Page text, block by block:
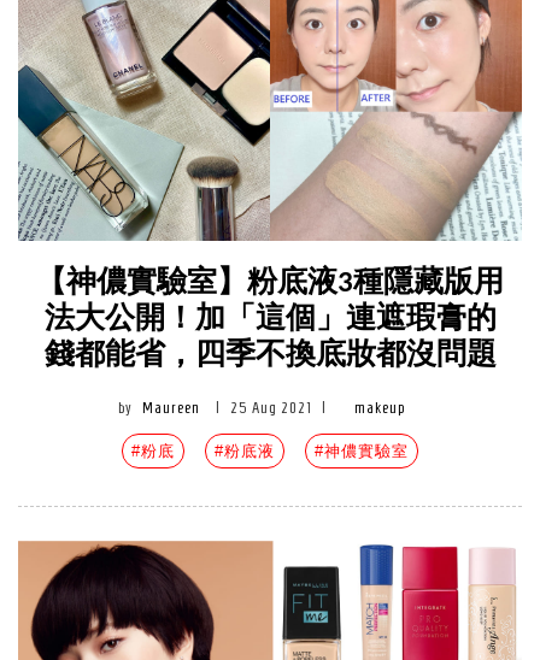
【神儂實驗室】粉底液3種隱藏版用
法大公開！加「這個」連遮瑕膏的
錢都能省，四季不換底妝都沒問題
by Maureen 25 Aug 2021 makeup
#粉底 #粉底液 #神儂實驗室